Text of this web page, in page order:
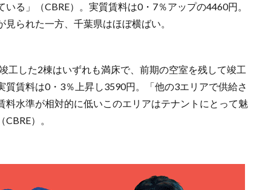
る」（CBRE）。実質賃料は0・7％アップの4460円。
られた一方、千葉県はほぼ横ばい。
工した2棟はいずれも満床で、前期の空室を残して竣工
賃料は0・3％上昇し3590円。「他の3エリアで供給さ
水準が相対的に低いこのエリアはテナントにとって魅
）。